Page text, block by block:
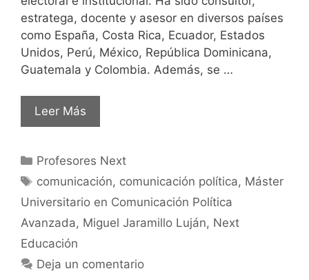
estratega, docente y asesor en diversos países
como España, Costa Rica, Ecuador, Estados
Unidos, Perú, México, República Dominicana,
Guatemala y Colombia. Además, se …
Leer Más
Profesores Next
comunicación, comunicación política, Máster
Universitario en Comunicación Política
Avanzada, Miguel Jaramillo Luján, Next
Educación
Deja un comentario